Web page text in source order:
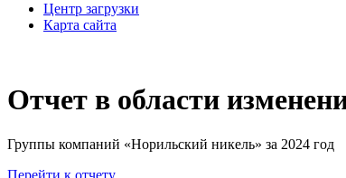
Центр загрузки
Карта сайта
Отчет в области
Группы компаний «Норильский никель» за 2024 год
Перейти к отчету